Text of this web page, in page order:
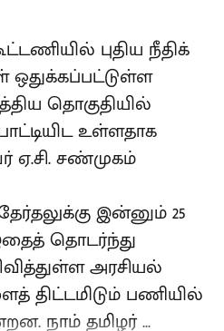
புதிய நீதிக்
ஒதுக்கப்பட்டுள்ள
தொகுதியில்
உள்ளதாக
ஏ.சி. சண்முகம்
இன்னும் 25
தொடர்ந்து
அரசியல்
திட்டமிடும் பணியில்
நாம் தமிழர் ...